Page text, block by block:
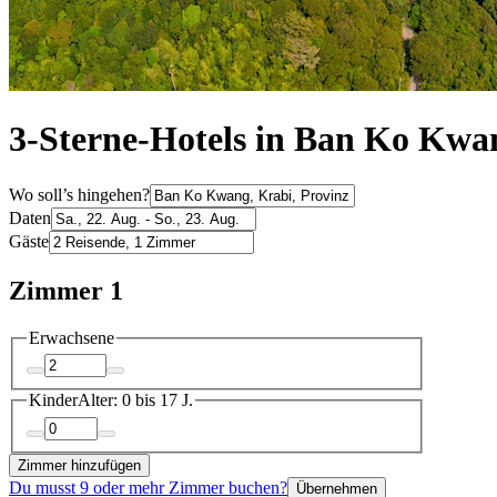
3-Sterne-Hotels in Ban Ko
Wo soll’s hingehen?
Daten
Gäste
Zimmer 1
Erwachsene
KinderAlter: 0 bis 17 J.
Zimmer hinzufügen
Du musst 9 oder mehr Zimmer buchen? Übernehmen